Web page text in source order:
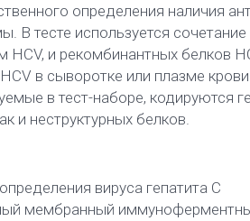
определения наличия
В тесте используется сочетание
и рекомбинантных белков
в сыворотке или плазме
в тест-наборе, кодируются
и неструктурных белков.
вируса гепатита C
мембранный